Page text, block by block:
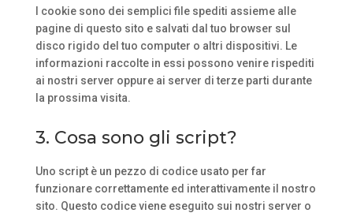
I cookie sono dei semplici file spediti assieme alle
pagine di questo sito e salvati dal tuo browser sul
disco rigido del tuo computer o altri dispositivi. Le
informazioni raccolte in essi possono venire rispediti
ai nostri server oppure ai server di terze parti durante
la prossima visita.
3. Cosa sono gli script?
Uno script è un pezzo di codice usato per far
funzionare correttamente ed interattivamente il nostro
sito. Questo codice viene eseguito sui nostri server o